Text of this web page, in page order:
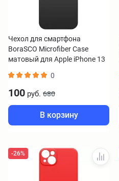
Чехол для смартфона
BoraSCO Microfiber Case
матовый для Apple iPhone 13
0
100 руб. 680
В корзину
-26%